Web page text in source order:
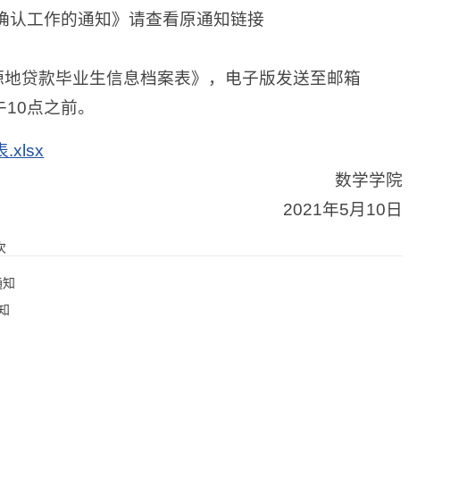
认工作的通知》请查看原通知链接
贷款毕业生信息档案表》，电子版发送至邮箱
点之前。
.xlsx
数学学院
2021年5月10日